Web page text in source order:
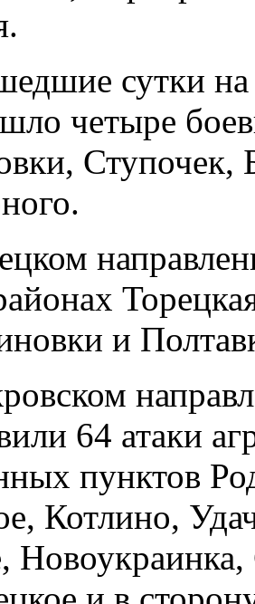
сутки
четыре
Ступочек,
и
64 атаки
пунктов
Котлино,